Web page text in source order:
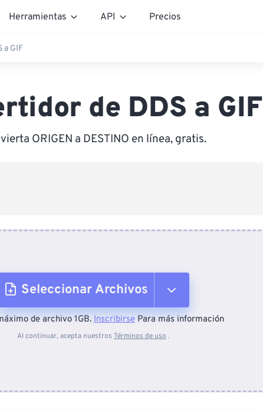
Herramientas API Precios
a GIF
de DDS a GIF
ORIGEN a DESTINO en línea, gratis.
Seleccionar Archivos
Desde el dispositivo
de archivo 1GB.InscribirsePara más información
Al continuar, acepta nuestros Términos de uso .